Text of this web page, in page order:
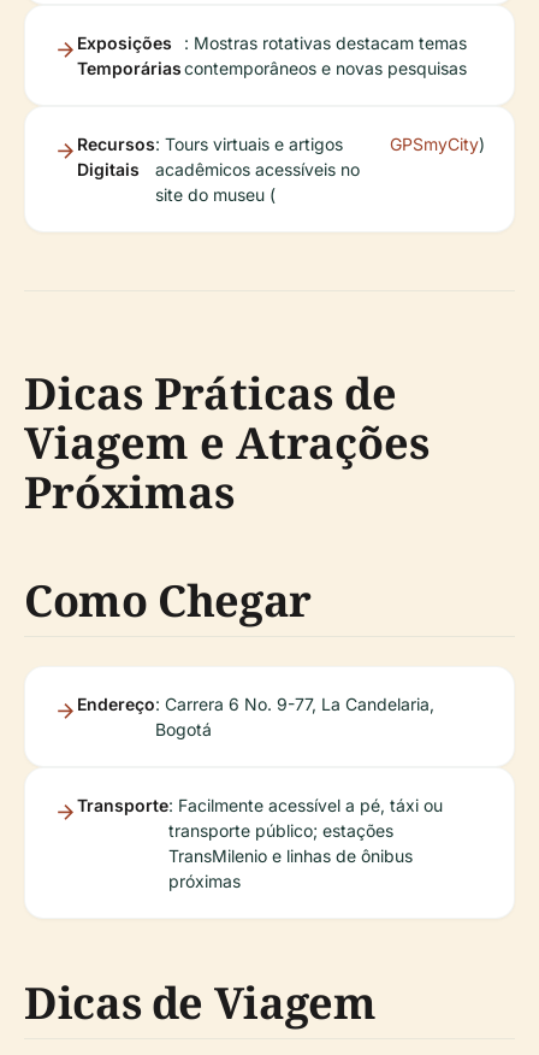
Exposições
Temporárias
: Mostras rotativas destacam temas
contemporâneos e novas pesquisas
Recursos
Digitais
: Tours virtuais e artigos
acadêmicos acessíveis no
site do museu (
GPSmyCity)
Dicas Práticas de
Viagem e Atrações
Próximas
Como Chegar
Endereço: Carrera 6 No. 9-77, La Candelaria,
Bogotá
Transporte: Facilmente acessível a pé, táxi ou
transporte público; estações
TransMilenio e linhas de ônibus
próximas
Dicas de Viagem